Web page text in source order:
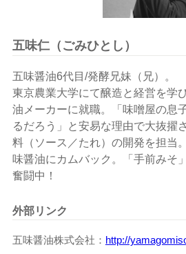
五味仁（ごみひとし）
五味醤油6代目/発酵兄妹（兄）。
東京農業大学にて醸造と経営を学
油メーカーに就職。「味噌屋の息
るだろう」と安易な理由で大抜擢
料（ソース／たれ）の開発を担当
味醤油にカムバック。「手前みそ
奮闘中！
外部リンク
五味醤油株式会社 http://